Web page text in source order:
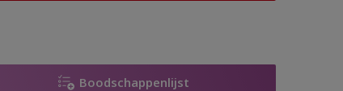
Boodschappenlijst